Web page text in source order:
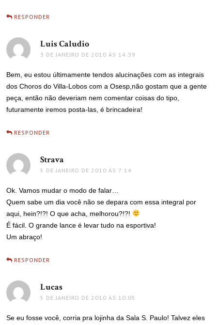
RESPONDER
Luis Caludio
3 DE JANEIRO DE 2010 ÀS 14:39
Bem, eu estou últimamente tendos alucinações com as integrais
dos Choros do Villa-Lobos com a Osesp,não gostam que a gente
peça, então não deveriam nem comentar coisas do tipo,
futuramente iremos posta-las, é brincadeira!
RESPONDER
Strava
5 DE JANEIRO DE 2010 ÀS 7:14
Ok. Vamos mudar o modo de falar…
Quem sabe um dia você não se depara com essa integral por
aqui, hein?!?! O que acha, melhorou?!?!
É fácil. O grande lance é levar tudo na esportiva!
Um abraço!
RESPONDER
Lucas
5 DE JANEIRO DE 2010 ÀS 10:05
Se eu fosse você, corria pra lojinha da Sala S. Paulo! Talvez eles